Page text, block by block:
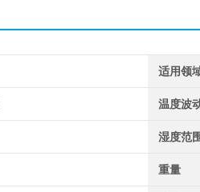
适用领
温度波
湿度范
重量